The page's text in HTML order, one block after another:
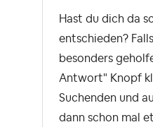
Hast du dich da
entschieden?
besonders
Antwort" Knopf
Suchenden und
dann schon mal